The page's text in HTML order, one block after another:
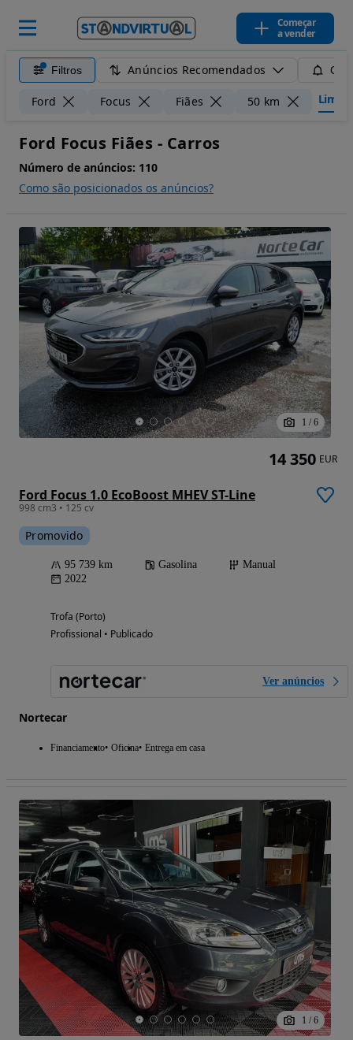
Começar
a vender
Filtros Anúncios Recomendados
Ford Focus Fiães 50 km
Ford Focus Fiães - Carros
Número de anúncios: 110
Como são posicionados os anúncios?
1 / 6
Ford Focus 1.0 EcoBoost MHEV ST-Line
998 cm3 • 125 cv
Promovido
95 739 km Gasolina
Manual
2022
Trofa (Porto)
Profissional • Publicado
Ver anúncios
Nortecar
Financiamento Oficina Entrega em casa
14 350 EUR
1 / 6